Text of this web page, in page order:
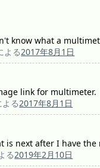
know what a
よる2017年8月1日
link for multimeter.
よる2017年8月1日
is next after I have
る2019年2月10日